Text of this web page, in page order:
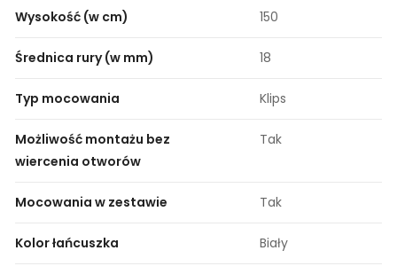
Wysokość (w cm) 150
Średnica rury (w mm) 18
Typ mocowania Klips
Możliwość montażu bez
wiercenia otworów
Tak
Mocowania w zestawie Tak
Kolor łańcuszka Biały